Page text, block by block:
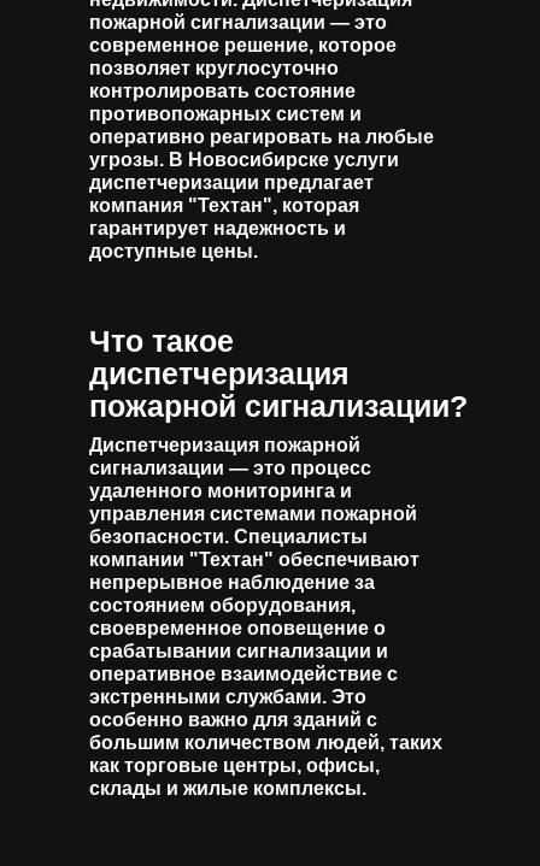
пожарной сигнализации — это
современное решение, которое
позволяет круглосуточно
контролировать состояние
противопожарных систем и
оперативно реагировать на любые
угрозы. В Новосибирске услуги
диспетчеризации предлагает
компания "Техтан", которая
гарантирует надежность и
доступные цены.
Что такое
диспетчеризация
пожарной сигнализации?
Диспетчеризация пожарной
сигнализации — это процесс
удаленного мониторинга и
управления системами пожарной
безопасности. Специалисты
компании "Техтан" обеспечивают
непрерывное наблюдение за
состоянием оборудования,
своевременное оповещение о
срабатывании сигнализации и
оперативное взаимодействие с
экстренными службами. Это
особенно важно для зданий с
большим количеством людей, таких
как торговые центры, офисы,
склады и жилые комплексы.